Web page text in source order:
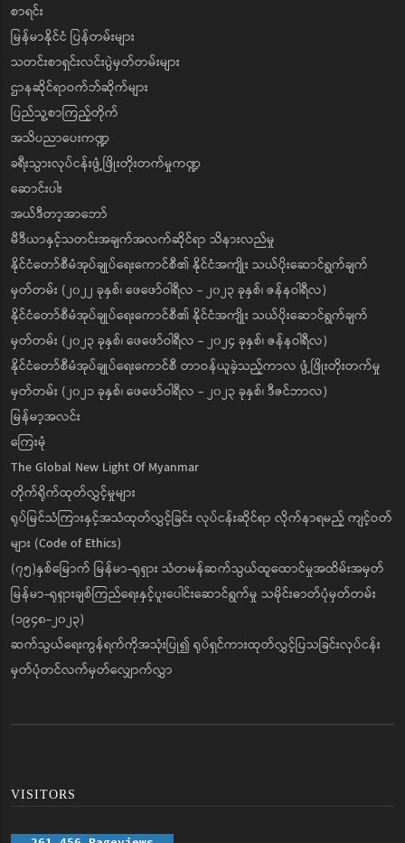
စာရင်း
မြန်မာနိုင်ငံ ပြန်တမ်းများ
သတင်းစာရှင်းလင်းပွဲမှတ်တမ်းများ
ဌာနဆိုင်ရာဝက်ဘ်ဆိုက်များ
ပြည်သူ့စာကြည့်တိုက်
အသိပညာပေးကဏ္ဍ
ခရီးသွားလုပ်ငန်းဖွံ့ဖြိုးတိုးတက်မှုကဏ္ဍ
ဆောင်းပါး
အယ်ဒီတာ့အာဘော်
မီဒီယာနှင့်သတင်းအချက်အလက်ဆိုင်ရာ သိနားလည်မှု
နိုင်ငံတော်စီမံအုပ်ချုပ်ရေးကောင်စီ၏ နိုင်ငံအကျိုး သယ်ပိုးဆောင်ရွက်ချက်
မှတ်တမ်း (၂၀၂၂ ခုနှစ်၊ ဖေဖော်ဝါရီလ - ၂၀၂၃ ခုနှစ်၊ ဇန်နဝါရီလ)
နိုင်ငံတော်စီမံအုပ်ချုပ်ရေးကောင်စီ၏ နိုင်ငံအကျိုး သယ်ပိုးဆောင်ရွက်ချက်
မှတ်တမ်း (၂၀၂၃ ခုနှစ်၊ ဖေဖော်ဝါရီလ - ၂၀၂၄ ခုနှစ်၊ ဇန်နဝါရီလ)
နိုင်ငံတော်စီမံအုပ်ချုပ်ရေးကောင်စီ တာဝန်ယူခဲ့သည့်ကာလ ဖွံ့ဖြိုးတိုးတက်မှု
မှတ်တမ်း (၂၀၂၁ ခုနှစ်၊ ဖေဖော်ဝါရီလ - ၂၀၂၃ ခုနှစ်၊ ဒီဇင်ဘာလ)
မြန်မာ့အလင်း
ကြေးမုံ
The Global New Light Of Myanmar
တိုက်ရိုက်ထုတ်လွှင့်မှုများ
ရုပ်မြင်သံကြားနှင့်အသံထုတ်လွှင့်ခြင်း လုပ်ငန်းဆိုင်ရာ လိုက်နာရမည့် ကျင့်ဝတ်
များ (Code of Ethics)
(၇၅)နှစ်မြောက် မြန်မာ-ရုရှား သံတမန်ဆက်သွယ်ထူထောင်မှုအထိမ်းအမှတ်
မြန်မာ-ရုရှားချစ်ကြည်ရေးနှင့်ပူးပေါင်းဆောင်ရွက်မှု သမိုင်းဓာတ်ပုံမှတ်တမ်း
(၁၉၄၈-၂၀၂၃)
ဆက်သွယ်ရေးကွန်ရက်ကိုအသုံးပြု၍ ရုပ်ရှင်ကားထုတ်လွှင့်ပြသခြင်းလုပ်ငန်း
မှတ်ပုံတင်လက်မှတ်လျှောက်လွှာ
VISITORS